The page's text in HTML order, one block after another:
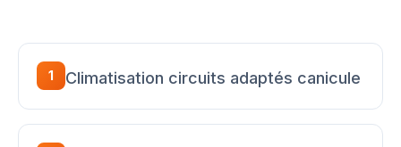
1 Climatisation circuits adaptés canicule